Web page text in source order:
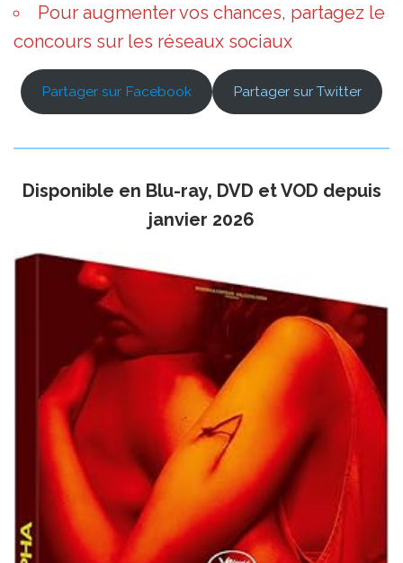
Pour augmenter vos chances, partagez le
concours sur les réseaux sociaux
Partager sur Facebook Partager sur Twitter
Disponible en Blu-ray, DVD et VOD depuis
janvier 2026